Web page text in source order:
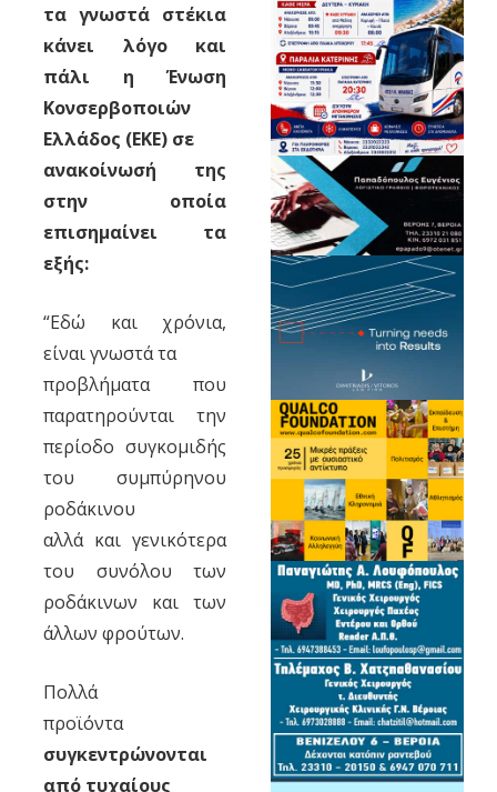
τα γνωστά στέκια
κάνει λόγο και
πάλι η Ένωση
Κονσερβοποιών
Ελλάδος (ΕΚΕ) σε
ανακοίνωσή της
στην οποία
επισημαίνει τα
εξής:
“Εδώ και χρόνια,
είναι γνωστά τα
προβλήματα που
παρατηρούνται την
περίοδο συγκομιδής
του συμπύρηνου
ροδάκινου
αλλά και γενικότερα
του συνόλου των
ροδάκινων και των
άλλων φρούτων.
Πολλά
προϊόντα
συγκεντρώνονται
από τυχαίους